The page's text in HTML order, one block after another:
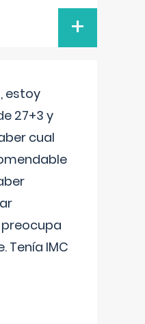
+
estoy
27+3 y
cual
Tenía IMC